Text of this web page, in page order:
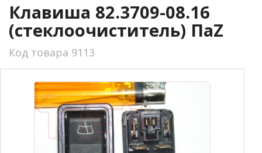
Клавиша 82.3709-08.16
(стеклоочиститель) ПаZ
Код товара 9113